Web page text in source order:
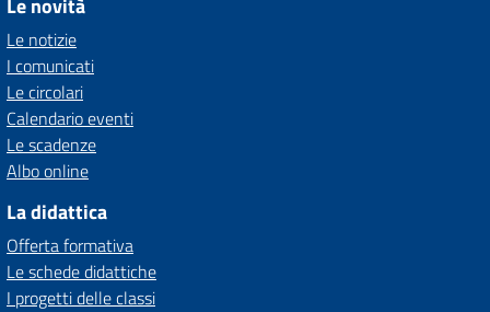
Le novità
Le notizie
I comunicati
Le circolari
Calendario eventi
Le scadenze
Albo online
La didattica
Offerta formativa
Le schede didattiche
I progetti delle classi